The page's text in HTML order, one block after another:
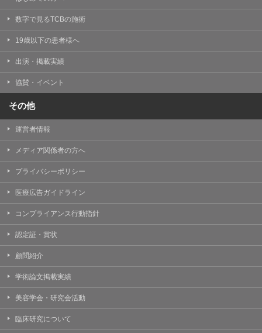
数字で見るTCBの施術
19歳以下の患者様へ
出演・掲載実績
協賛・イベント
その他
運営者情報
メディア関係者の方へ
プライバシーポリシー
医療広告ガイドライン
コンプライアンス行動指針
認定証・賞状
顧問紹介
学術論文掲載実績
美容学会・研究会活動
臨床研究について